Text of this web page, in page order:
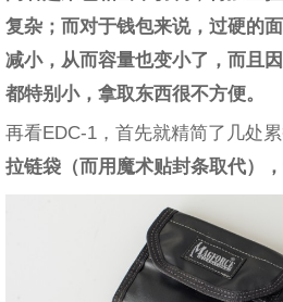
复杂；而对于钱包来说，过硬的
减小，从而容量也变小了，而且
都特别小，拿取东西很不方便。
再看EDC-1，首先就精简了几处累
拉链袋（而用魔术贴封条取代）